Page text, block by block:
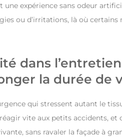
expérience sans odeur
ou d’irritations, là où
dans
la durée de
qui stressent autant le
vite aux petits accidents,
sans ravaler la façade à